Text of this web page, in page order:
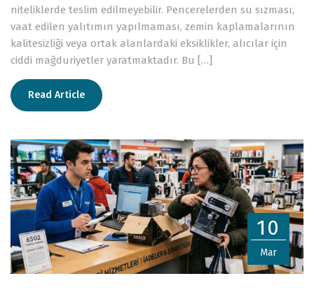
niteliklerde teslim edilmeyebilir. Pencerelerden su sızması,
vaat edilen yalıtımın yapılmaması, zemin kaplamalarının
kalitesizliği veya ortak alanlardaki eksiklikler, alıcılar için
ciddi mağduriyetler yaratmaktadır. Bu […]
Read Article
10
Mar